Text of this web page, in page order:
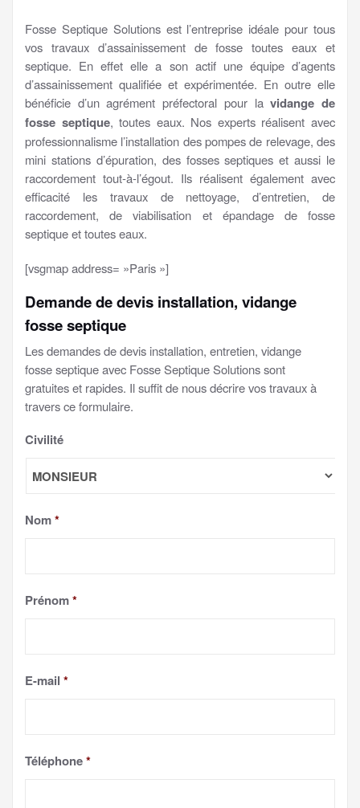
Fosse Septique Solutions est l’entreprise idéale pour tous
vos travaux d’assainissement de fosse toutes eaux et
septique. En effet elle a son actif une équipe d’agents
d’assainissement qualifiée et expérimentée. En outre elle
bénéficie d’un agrément préfectoral pour lavidange de
fosse septique, toutes eaux. Nos experts réalisent avec
professionnalisme l’installation des pompes de relevage, des
mini stations d’épuration, des fosses septiques et aussi le
raccordement tout-à-l’égout. Ils réalisent également avec
efficacité les travaux de nettoyage, d’entretien, de
raccordement, de viabilisation et épandage de fosse
septique et toutes eaux.
[vsgmap address= »Paris »]
Demande de devis installation, vidange
fosse septique
Les demandes de devis installation, entretien, vidange
fosse septique avec Fosse Septique Solutions sont
gratuites et rapides. Il suffit de nous décrire vos travaux à
travers ce formulaire.
Civilité
Nom*
Prénom*
E-mail *
Téléphone*